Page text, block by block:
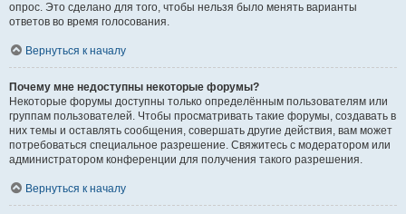
опрос. Это сделано для того, чтобы нельзя было менять варианты
ответов во время голосования.
Вернуться к началу
Почему мне недоступны некоторые форумы?
Некоторые форумы доступны только определённым пользователям или
группам пользователей. Чтобы просматривать такие форумы, создавать в
них темы и оставлять сообщения, совершать другие действия, вам может
потребоваться специальное разрешение. Свяжитесь с модератором или
администратором конференции для получения такого разрешения.
Вернуться к началу